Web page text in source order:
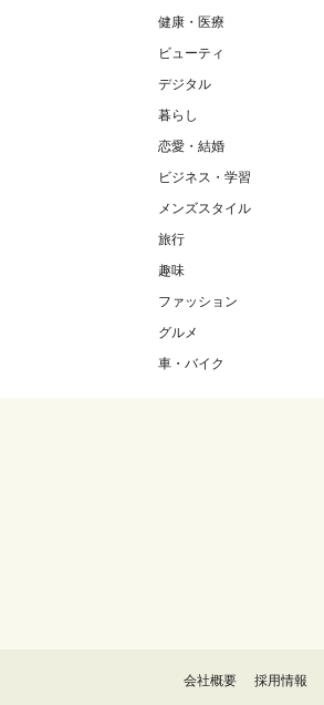
健康・医療
ビューティ
デジタル
暮らし
恋愛・結婚
ビジネス・学習
メンズスタイル
旅行
趣味
ファッション
グルメ
車・バイク
会社概要 採用情報